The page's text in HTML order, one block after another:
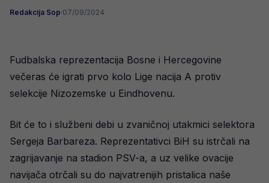
Redakcija Sop·07/09/2024
Fudbalska reprezentacija Bosne i Hercegovine
večeras će igrati prvo kolo Lige nacija A protiv
selekcije Nizozemske u Eindhovenu.
Bit će to i službeni debi u zvaničnoj utakmici selektora
Sergeja Barbareza. Reprezentativci BiH su istrčali na
zagrijavanje na stadion PSV-a, a uz velike ovacije
navijača otrčali su do najvatrenijih pristalica naše